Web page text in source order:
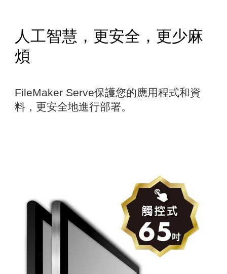
人工智慧 ， 更安全，更少麻
煩
FileMaker Serve保護您的應用程式和資
料，更安全地進行部署。